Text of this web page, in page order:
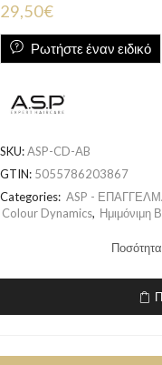
29,50€
Ρωτήστε έναν ειδικό
SKU:ASP-CD-AB
GTIN: 5055786203867
Categories: ASP -
Colour Dynamics, Ημιμόνιμη